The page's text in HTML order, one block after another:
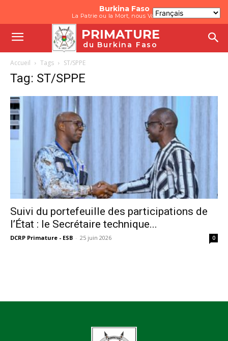
Burkina Faso
La Patrie ou la Mort, nous Vaincrons
PRIMATURE
du Burkina Faso
Accueil Tags ST/SPPE
Tag: ST/SPPE
Suivi du portefeuille des participations de
l’État : le Secrétaire technique...
DCRP Primature - ESB - 25 juin 2026 0